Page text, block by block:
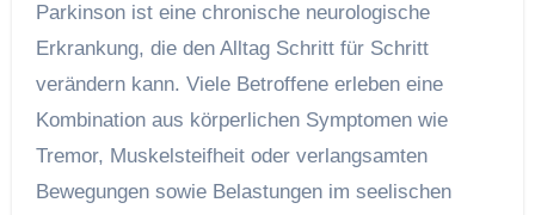
Parkinson ist eine chronische neurologische
Erkrankung, die den Alltag Schritt für Schritt
verändern kann. Viele Betroffene erleben eine
Kombination aus körperlichen Symptomen wie
Tremor, Muskelsteifheit oder verlangsamten
Bewegungen sowie Belastungen im seelischen